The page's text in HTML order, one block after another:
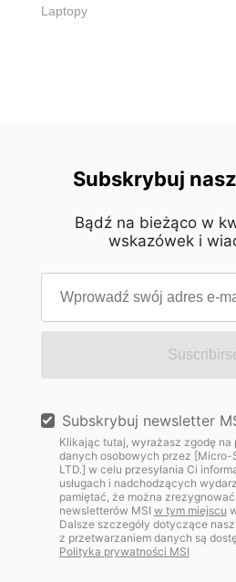
Laptopy
Subskrybuj
Bądź na bieżąco w
wskazówek i
Subskrybuj newsletter
Klikając tutaj, wyrażasz zgodę
danych osobowych przez [Micro-
LTD.] w celu przesyłania Ci
usługach i nadchodzących
pamiętać, że można
newsletterów MSI w tym miejscu
Dalsze szczegóły dotyczące
z przetwarzaniem danych są
Polityka prywatności MSI